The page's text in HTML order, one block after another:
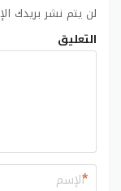
لن يتم نشر بريدك
التعليق
*